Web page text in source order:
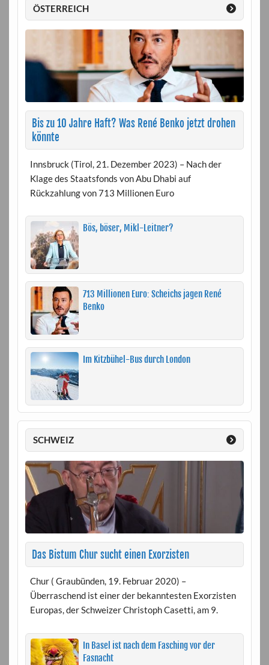
ÖSTERREICH
Bis zu 10 Jahre Haft? Was René Benko jetzt drohen
könnte
Innsbruck (Tirol, 21. Dezember 2023) – Nach der
Klage des Staatsfonds von Abu Dhabi auf
Rückzahlung von 713 Millionen Euro
Bös, böser, Mikl-Leitner?
713 Millionen Euro: Scheichs jagen René
Benko
Im Kitzbühel-Bus durch London
SCHWEIZ
Das Bistum Chur sucht einen Exorzisten
Chur ( Graubünden, 19. Februar 2020) –
Überraschend ist einer der bekanntesten Exorzisten
Europas, der Schweizer Christoph Casetti, am 9.
In Basel ist nach dem Fasching vor der
Fasnacht